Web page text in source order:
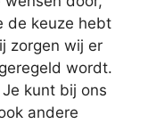
de keuze hebt
zorgen wij er
wordt.
kunt bij ons
andere